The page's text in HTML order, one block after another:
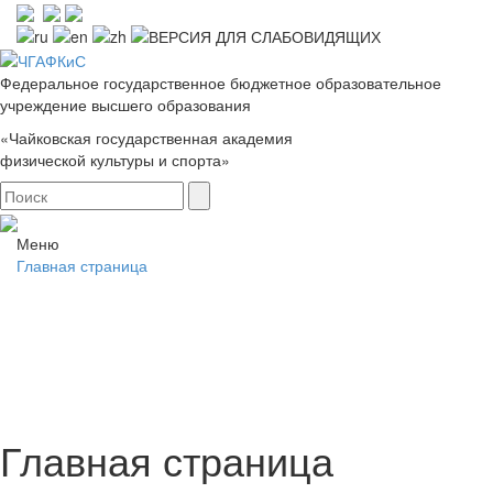
Федеральное государственное бюджетное образовательное
учреждение высшего образования
«Чайковская государственная академия
физической культуры и спорта»
Меню
Главная страница
Главная страница